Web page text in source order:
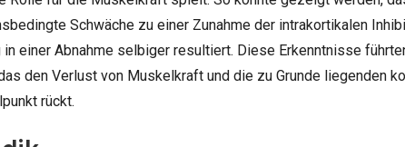
Schwäche zu einer Zunahme der intrakortikalen
in einer Abnahme selbiger resultiert. Diese Erkenntnisse
den Verlust von Muskelkraft und die zu Grunde liegenden
rückt.